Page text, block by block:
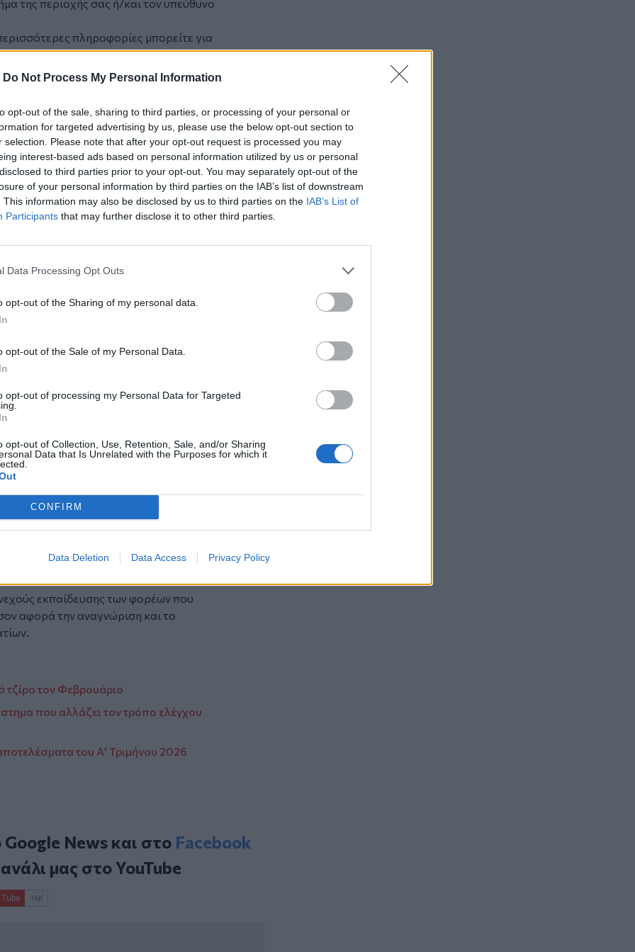
Do Not Process My Personal Information
opt-out of the sale, sharing to third parties, or processing of your personal or
for targeted advertising by us, please use the below opt-out section to
selection. Please note that after your opt-out request is processed you may
interest-based ads based on personal information utilized by us or personal
to third parties prior to your opt-out. You may separately opt-out of the
of your personal information by third parties on the IAB’s list of downstream
This information may also be disclosed by us to third parties on the IAB’s List of
Participants that may further disclose it to other third parties.
Data Processing Opt Outs
opt-out of the Sharing of my personal data.
opt-out of the Sale of my Personal Data.
opt-out of processing my Personal Data for Targeted
opt-out of Collection, Use, Retention, Sale, and/or Sharing
Data that Is Unrelated with the Purposes for which it
CONFIRM
Data Deletion Data Access Privacy Policy
της περιοχής σας ή/και τον υπεύθυνο
πληροφορίες μπορείτε για
τραπεζογραμμάτιο κατά λάθος, μην
ποινικό αδίκημα.
στο αστυνομικό τμήμα. Εάν είναι
σας.
του συναλλακτικού κοινού όσον
των τραπεζογραμματίων ευρώ που
εγκυκλίους καθορίζει τα εξής:
(ΑΤΜ) ​​θα πρέπει να εφοδιάζονται
προέρχονται είτε από το
από την Τράπεζα της Ελλάδος
ιδρυμάτων τα οποία έχουν
μέσα που διαθέτουν τα
συναλλάγματος οφείλουν να
ευρώ που περιέρχονται στην
επαρκείς λόγους να πιστεύουν ότι
και να τα παραδίδουν α​​​​​μέσως στην
προκειμένου να τα διαβιβάσει στο
Αστυνομίας.
ή κίβδηλο κέρμα ευρώ που
Τράπεζα της Ελλάδος θα
αρχές, οι οποίες θα το διαβιβάζουν
Αστυνομίας για την
της παραχάραξης, η Τράπεζα της
των πολιτών σχετικά με τα
και κερμάτων ευρώ με
εκπαίδευσης των φορέων που
αφορά την αναγνώριση και το
τον Φεβρουάριο
που αλλάζει τον τρόπο ελέγχου
του Α' Τριμήνου 2026
Google Newsκαι στο Facebook
μας στοYouTube
18:06
Δήμας για ΒΟΑΚ: "Προτεραιότητα τα
έργα οδικής ασφάλειας"- Δείτε βίντεο